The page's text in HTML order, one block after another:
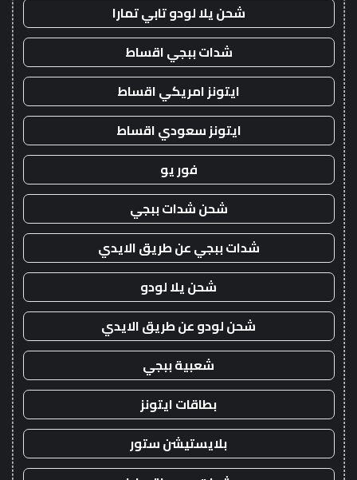
شحن يلا لودو تابي تمارا
شدات ببجي اقساط
ايتونز امريكي اقساط
ايتونز سعودي اقساط
فور يو
شحن شدات ببجي
شدات ببجي عن طريق الايدي
شحن يلا لودو
شحن لودو عن طريق الايدي
شعبية ببجي
بطاقات ايتونز
بلايستيشن ستور